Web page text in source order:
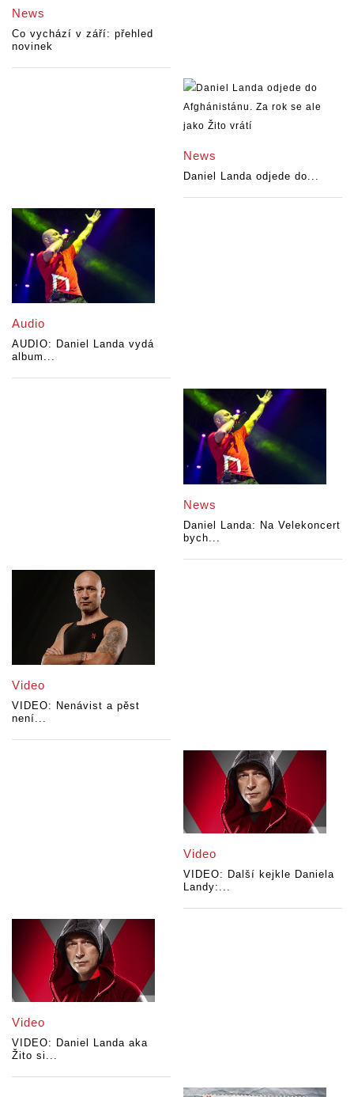
News
Co vychází v září: přehled
novinek
News
Daniel Landa odjede do...
Audio
AUDIO: Daniel Landa vydá
album...
News
Daniel Landa: Na Velekoncert
bych...
Video
VIDEO: Nenávist a pěst
není...
Video
VIDEO: Další kejkle Daniela
Landy:...
Video
VIDEO: Daniel Landa aka
Žito si...